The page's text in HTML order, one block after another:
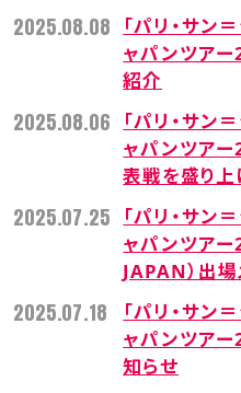
2025.08.08
「パリ・サン
ャパンツア
紹介
2025.08.06
「パリ・サン
ャパンツアー
表戦を盛り上
2025.07.25
「パリ・サン
ャパンツアー
JAPAN）出
2025.07.18
「パリ・サン
ャパンツア
知らせ